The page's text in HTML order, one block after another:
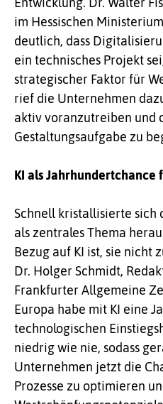
im Hessischen
deutlich, dass
ein technisches Projekt
strategischer Faktor für
rief die Unternehmen
aktiv voranzutreiben und
Gestaltungsaufgabe zu
KI als
Schnell kristallisierte sich
als zentrales Thema
Bezug auf KI ist, sie nicht
Dr. Holger Schmidt,
Frankfurter Allgemeine
Europa habe mit KI eine
technologischen
niedrig wie nie, sodass
Unternehmen jetzt die
Prozesse zu optimieren